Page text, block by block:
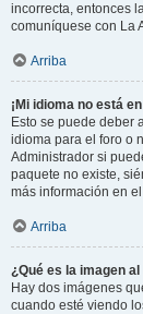
incorrecta, entonces
comuníquese con La
Arriba
¡Mi idioma no está
Esto se puede deber
idioma para el foro o
Administrador si
paquete no existe,
más información en
Arriba
¿Qué es la imagen
Hay dos imágenes
cuando esté viendo